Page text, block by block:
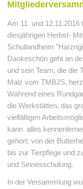
Am 11. und
diesjährigen Herbst-
Schullandheim
Dankeschön geht an
und sein Team, die die
Malz vom TMBJS,
Während eines
die Werkstätten, das
vielfältigen
kann alles
gehört: von der
bis zur Tierpflege und
und Sinnesschulung.
In der Versammlung